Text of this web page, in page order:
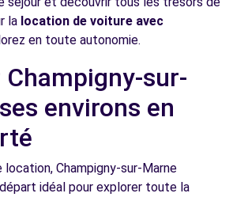
- DS STORE CRETEIL -
5.2
DE GAULLE
la location de voiture avec
en toute autonomie.
sur-
environs en
Champigny-sur-Marne
idéal pour explorer toute la